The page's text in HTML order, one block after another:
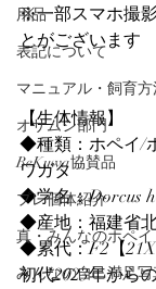
用品
表記について
マニュアル・飼育方
オサムシ部門
BeKuwa協賛品
プレ個体紹介
真・みんなのホペイ
みんなの自己満足写
※一部スマホ撮
とがございます
【生体情報】
◆種類：ホペイ/
ワガタ
◆学名：Dorcus
◆産地：福建省
◆累代：F2【
初代2023年からの